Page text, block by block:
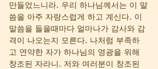
만들었느니라. 우리 하나님께서는 이 말
씀을 아주 자랑스럽게 하고 계신다. 이
말씀을 들을때마다 얼마나가 감사와 감
격이 나오는지 모른다. 나처럼 부족하
고 연약한 자가 하나님의 영광을 위해
창조된 자라니. 저와 여러분이 창조된